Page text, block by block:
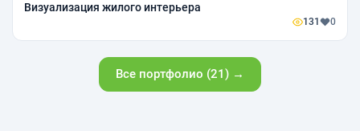
Визуализация жилого интерьера
131 0
Все портфолио (21) →